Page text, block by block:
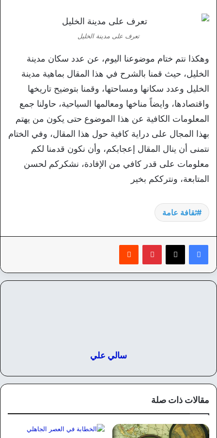
تعرف على مدينة الخليل
وهكذا نتم ختام موضوعنا اليوم، عن عدد سكان مدينة
الخليل، حيث قمنا بالشرح في هذا المقال بماهية مدينة
الخليل وعدد سكانها ومساحتها، وقمنا بتوضيح تاريخها
واقتصادها، وايضاً مناخها ومعالمها السياحية، حاولنا جمع
المعلومات الكافية عن هذا الموضوع حتى يكون من يهتم
بهذا المجال على دراية كافية حول هذا المقال، وفي الختام
نتمنى أن ينال المقال إعجابكم، وأن نكون قدمنا لكم
معلومات على قدر كافي من الإفادة، نشكركم لحسن
المتابعة، ونترككم بخير
ثقافة عامة
بينتيريست
سالي علي
مقالات ذات صلة